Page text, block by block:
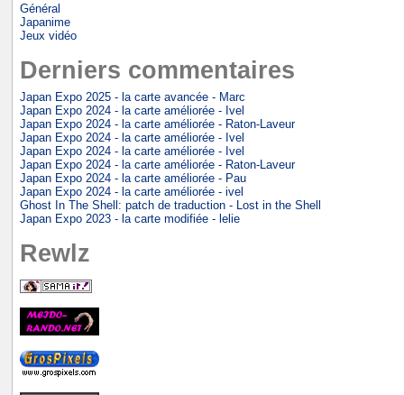
Général
Japanime
Jeux vidéo
Derniers commentaires
Japan Expo 2025 - la carte avancée - Marc
Japan Expo 2024 - la carte améliorée - Ivel
Japan Expo 2024 - la carte améliorée - Raton-Laveur
Japan Expo 2024 - la carte améliorée - Ivel
Japan Expo 2024 - la carte améliorée - Ivel
Japan Expo 2024 - la carte améliorée - Raton-Laveur
Japan Expo 2024 - la carte améliorée - Pau
Japan Expo 2024 - la carte améliorée - ivel
Ghost In The Shell: patch de traduction - Lost in the Shell
Japan Expo 2023 - la carte modifiée - lelie
Rewlz